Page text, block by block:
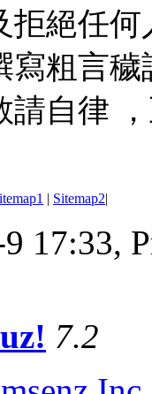
拒絕任
寫粗言
請自律
| Sitemap2|
17:33,
7.2